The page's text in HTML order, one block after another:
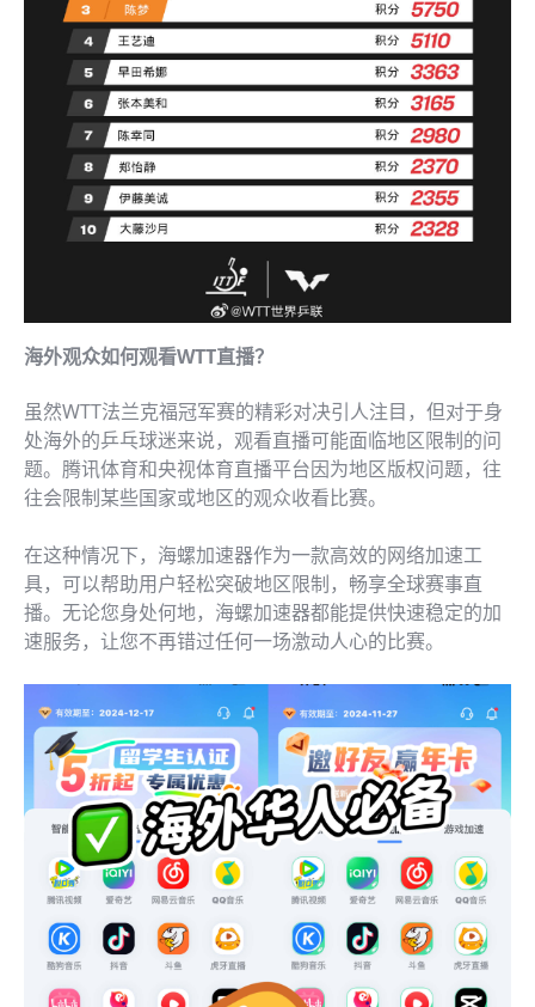
海外观众如何观看WTT直播？
虽然WTT法兰克福冠军赛的精彩对决引人注目，但对于身
处海外的乒乓球迷来说，观看直播可能面临地区限制的问
题。腾讯体育和央视体育直播平台因为地区版权问题，往
往会限制某些国家或地区的观众收看比赛。
在这种情况下，海螺加速器作为一款高效的网络加速工
具，可以帮助用户轻松突破地区限制，畅享全球赛事直
播。无论您身处何地，海螺加速器都能提供快速稳定的加
速服务，让您不再错过任何一场激动人心的比赛。